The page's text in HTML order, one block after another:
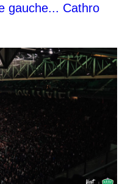
gauche... Cathro